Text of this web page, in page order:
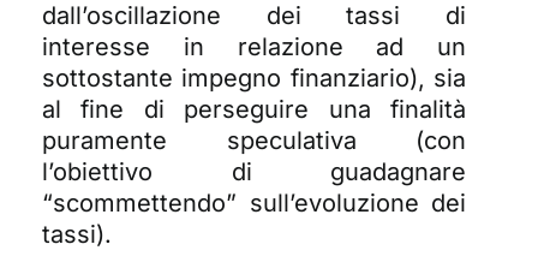
dall’oscillazione dei tassi di
interesse in relazione ad un
sottostante impegno finanziario), sia
al fine di perseguire una finalità
puramente speculativa (con
l’obiettivo di guadagnare
“scommettendo” sull’evoluzione dei
tassi).